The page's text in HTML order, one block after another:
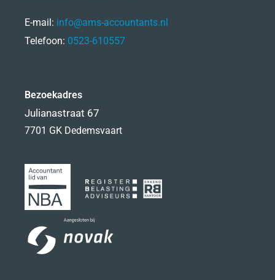
E-mail: info@ams-accountants.nl
Telefoon: 0523-610557
Bezoekadres
Julianastraat 67
7701 GK Dedemsvaart